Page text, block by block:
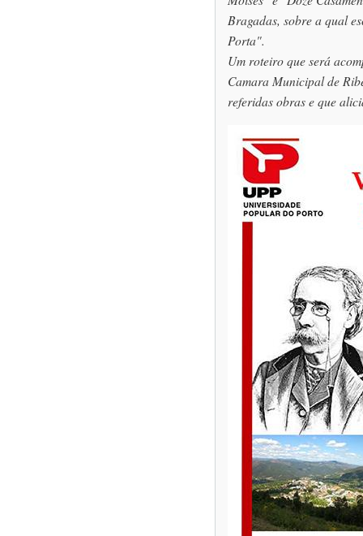
Bragadas, sobre a qual
Porta".
Um roteiro que será
Camara Municipal de
referidas obras e que